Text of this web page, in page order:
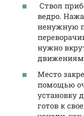
Ствол
ведро.
ненужную
нужно
Место
помощью
установку
готов к